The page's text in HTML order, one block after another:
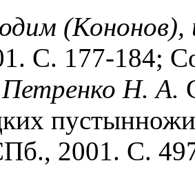
(Кононов),
С. 177-184;
Петренко Н. А.
2001. С.